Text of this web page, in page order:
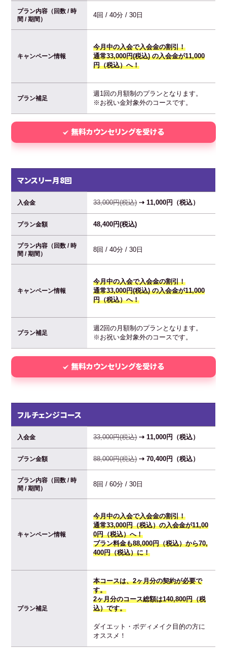
プラン内容（回数 / 時
間 / 期間）
4回 / 40分 / 30日
キャンペーン情報
今月中の入会で入会金の割引！
通常33,000円(税込) の入会金が11,000
円（税込）へ！
プラン補足
週1回の月額制のプランとなります。
※お祝い金対象外のコースです。
無料カウンセリングを受ける
マンスリー月8回
入会金 33,000円(税込)⇢ 11,000円（税込）
プラン金額 48,400円(税込)
プラン内容（回数 / 時
間 / 期間）
8回 / 40分 / 30日
キャンペーン情報
今月中の入会で入会金の割引！
通常33,000円(税込) の入会金が11,000
円（税込）へ！
プラン補足
週2回の月額制のプランとなります。
※お祝い金対象外のコースです。
無料カウンセリングを受ける
フルチェンジコース
入会金 33,000円(税込)⇢ 11,000円（税込）
プラン金額 88,000円(税込)⇢ 70,400円（税込）
プラン内容（回数 / 時
間 / 期間）
8回 / 60分 / 30日
キャンペーン情報
今月中の入会で入会金の割引！
通常33,000円（税込）の入会金が11,00
0円（税込）へ！
プラン料金も88,000円（税込）から70,
400円（税込）に！
プラン補足
本コースは、2ヶ月分の契約が必要で
す。
2ヶ月分のコース総額は140,800円（税
込）です。
ダイエット・ボディメイク目的の方に
オススメ！